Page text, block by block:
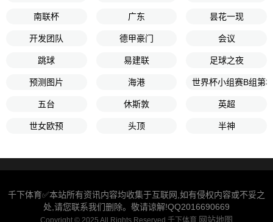
南联杯 广东 昙花一现
开发团队 德甲豪门 会议
跳球 易建联 足球之夜
预测图片 海港 世界杯小组赛B组第3
五台 休斯敦 英超
世女欧预 头顶 半神
千下体育✅本站所有资讯内容均收集于互联网,如有侵权内容或不妥之
处,请您联系我们删除。敬请谅解!QQ2016690669
Copyright © 2025 All Rights Reserved 千下体育 网站地图